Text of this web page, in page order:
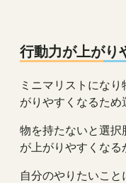
行動力が上がり
ミニマリストにな
がりやすくなるため
物を持たないと選択
が上がりやすくなる
自分のやりたいこ